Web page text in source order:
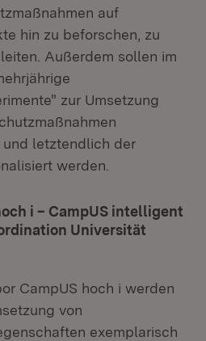
auf
hin zu beforschen, zu
Außerdem sollen im
zur Umsetzung
letztendlich der
werden.
i – CampUS intelligent
Universität
CampUS hoch i werden
von
exemplarisch